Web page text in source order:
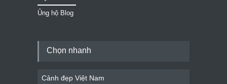
Ủng hộ Blog
Chọn nhanh
Cảnh đẹp Việt Nam